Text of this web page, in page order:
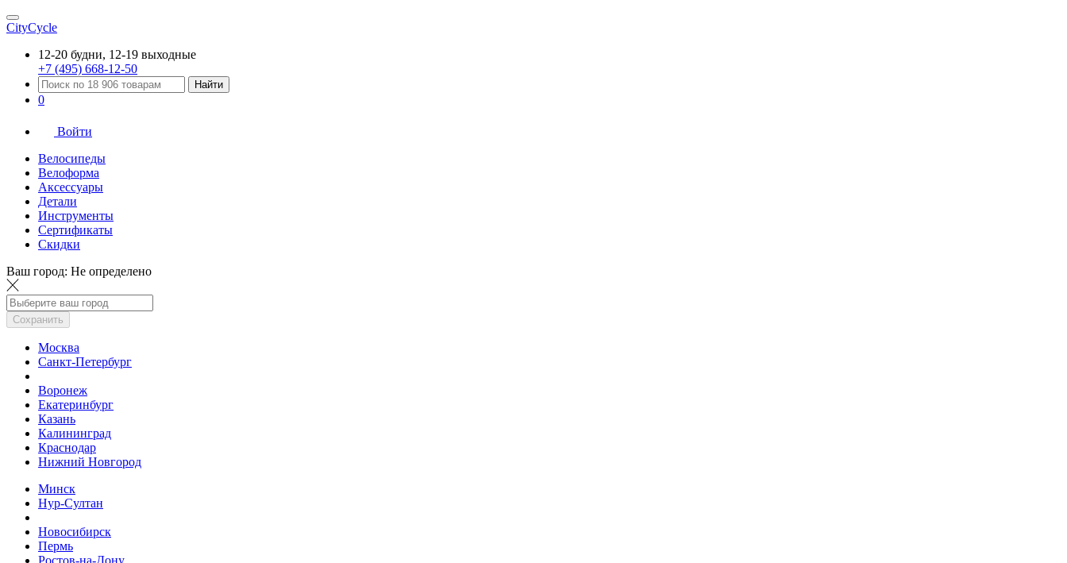
CityCycle
12-20 будни, 12-19 выходные
+7 (495) 668-12-50
Найти
0
Войти
Велосипеды
Велоформа
Аксессуары
Детали
Инструменты
Сертификаты
Скидки
Ваш город: Не определено
Сохранить
Москва
Санкт-Петербург
Воронеж
Екатеринбург
Казань
Калининград
Краснодар
Нижний Новгород
Минск
Нур-Султан
Новосибирск
Пермь
Ростов-на-Дону